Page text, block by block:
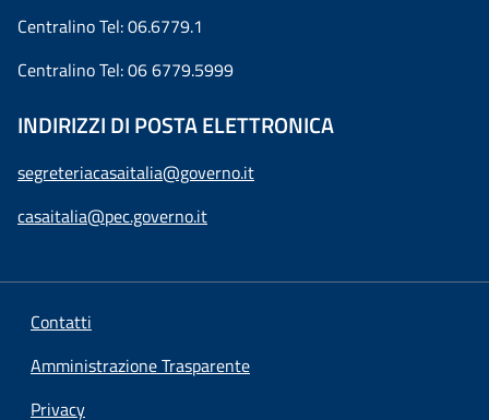
Centralino Tel: 06.6779.1
Centralino Tel: 06 6779.5999
INDIRIZZI DI POSTA ELETTRONICA
segreteriacasaitalia@governo.it
casaitalia@pec.governo.it
Contatti
Amministrazione Trasparente
Privacy